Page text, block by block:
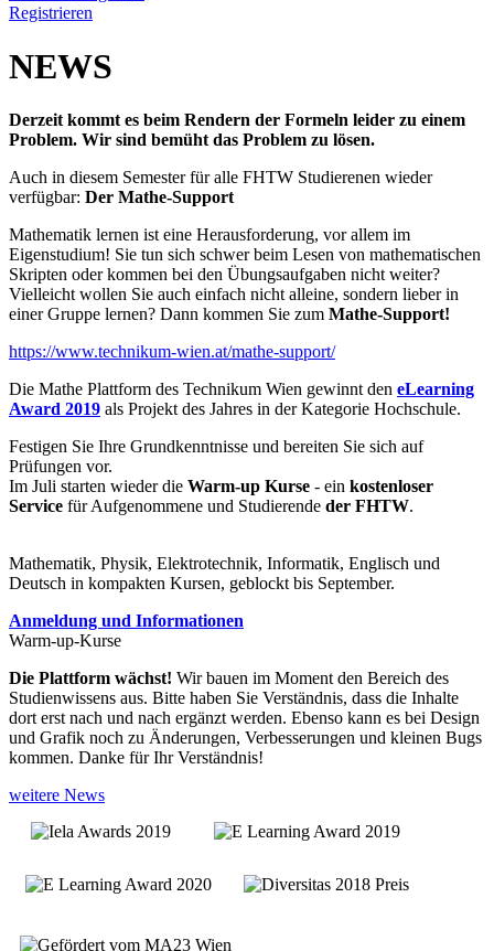
Registrieren
NEWS
Derzeit kommt es beim Rendern der Formeln leider zu einem
Problem. Wir sind bemüht das Problem zu lösen.
Auch in diesem Semester für alle FHTW Studierenen wieder
verfügbar: Der Mathe-Support
Mathematik lernen ist eine Herausforderung, vor allem im
Eigenstudium! Sie tun sich schwer beim Lesen von mathematischen
Skripten oder kommen bei den Übungsaufgaben nicht weiter?
Vielleicht wollen Sie auch einfach nicht alleine, sondern lieber in
einer Gruppe lernen? Dann kommen Sie zum Mathe-Support!
https://www.technikum-wien.at/mathe-support/
Die Mathe Plattform des Technikum Wien gewinnt den eLearning
Award 2019 als Projekt des Jahres in der Kategorie Hochschule.
Festigen Sie Ihre Grundkenntnisse und bereiten Sie sich auf
Prüfungen vor.
Im Juli starten wieder die Warm-up Kurse - ein kostenloser
Service für Aufgenommene und Studierende der FHTW.
Mathematik, Physik, Elektrotechnik, Informatik, Englisch und
Deutsch in kompakten Kursen, geblockt bis September.
Anmeldung und Informationen
Warm-up-Kurse
Die Plattform wächst! Wir bauen im Moment den Bereich des
Studienwissens aus. Bitte haben Sie Verständnis, dass die Inhalte
dort erst nach und nach ergänzt werden. Ebenso kann es bei Design
und Grafik noch zu Änderungen, Verbesserungen und kleinen Bugs
kommen. Danke für Ihr Verständnis!
weitere News